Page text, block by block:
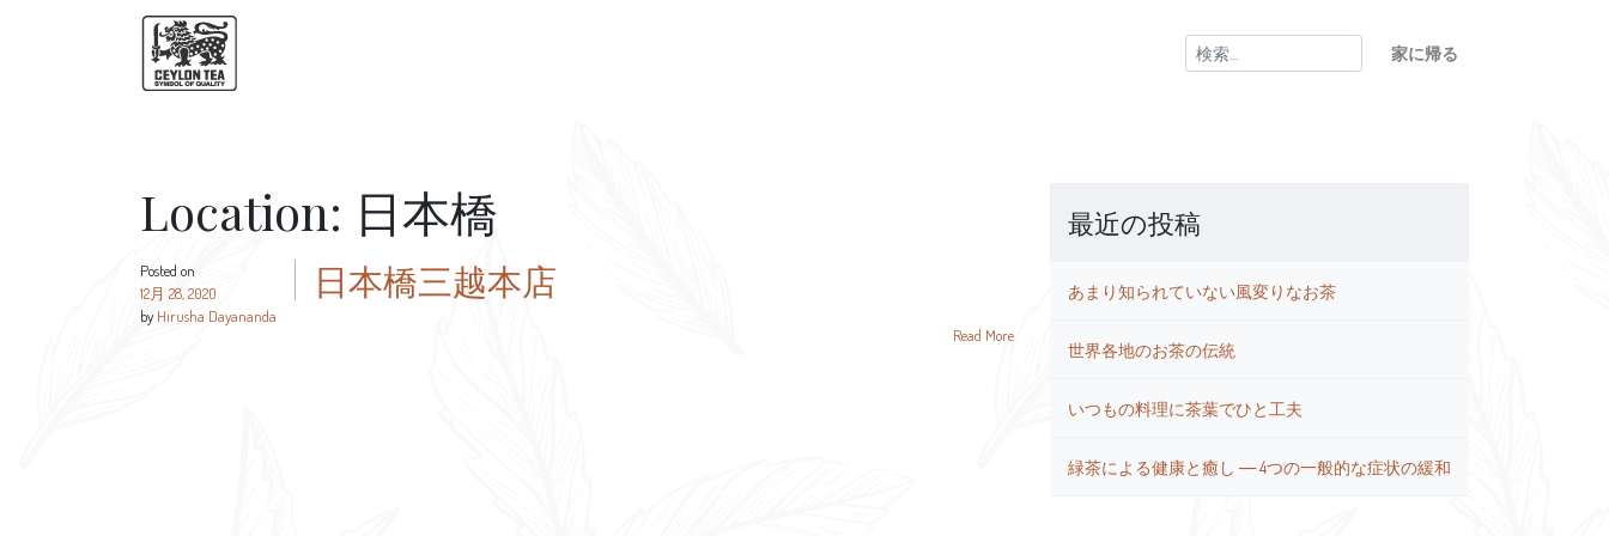
検
索:
家に帰る
Location: 日本橋
Posted on
12月 28, 2020
byHirusha Dayananda
日本橋三越本店
Read More
最近の投稿
あまり知られていない風変りなお茶
世界各地のお茶の伝統
いつもの料理に茶葉でひと工夫
緑茶による健康と癒し ― 4つの一般的な症状の緩和